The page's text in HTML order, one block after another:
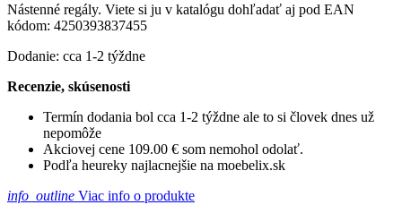
Nástenné regály. Viete si ju v katalógu dohľadať aj pod EAN
kódom: 4250393837455
Dodanie: cca 1-2 týždne
Recenzie, skúsenosti
Termín dodania bol cca 1-2 týždne ale to si človek dnes už
nepomôže
Akciovej cene 109.00 € som nemohol odolať.
Podľa heureky najlacnejšie na moebelix.sk
info_outline Viac info o produkte